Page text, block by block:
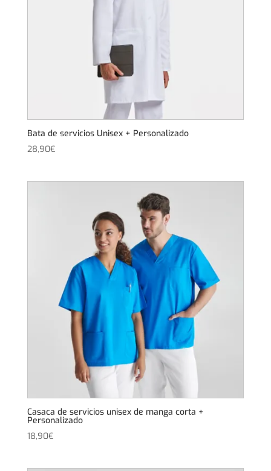
Bata de servicios Unisex + Personalizado
28,90€
Casaca de servicios unisex de manga corta +
Personalizado
18,90€